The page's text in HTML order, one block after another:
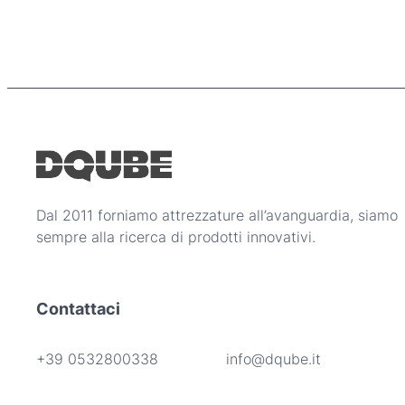
Dal 2011 forniamo attrezzature all’avanguardia, siamo
sempre alla ricerca di prodotti innovativi.
Contattaci
+39 0532800338 info@dqube.it